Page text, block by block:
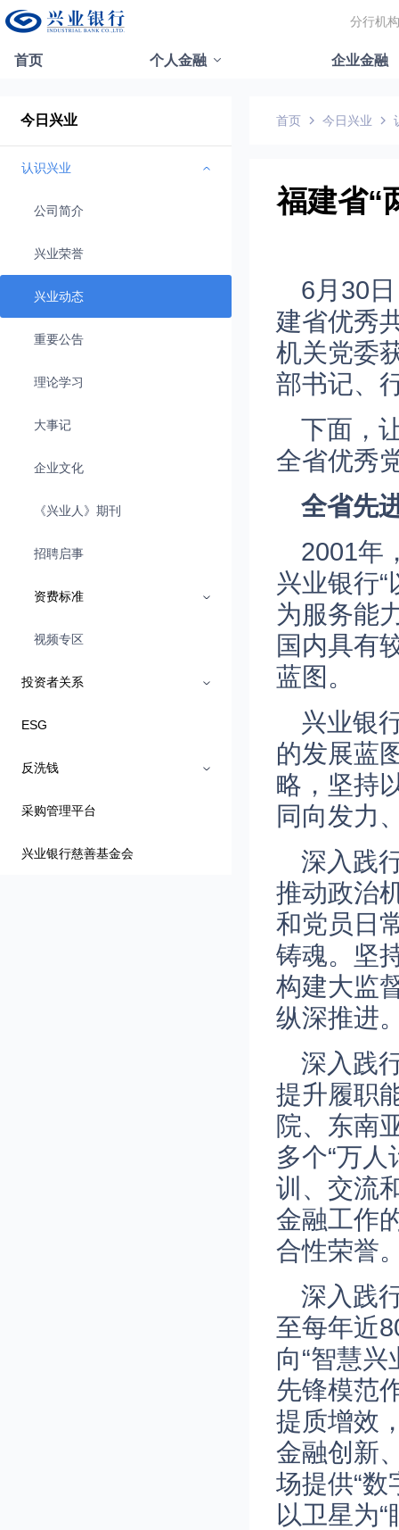
分行机构
首页 个人金融 企业金融
今日兴业
认识兴业
公司简介
兴业荣誉
兴业动态
重要公告
理论学习
大事记
企业文化
《兴业人》期刊
招聘启事
资费标准
视频专区
投资者关系
ESG
反洗钱
采购管理平台
兴业银行慈善基金会
首页 今日兴业
福建省“
6月30
建省优秀
机关党委
部书记、
下面，
全省优秀
全省先
2001年
兴业银行
为服务能
国内具有
蓝图。
兴业银
的发展蓝
略，坚持
同向发力
深入践
推动政治
和党员日
铸魂。坚
构建大监
纵深推进
深入践
提升履职
院、东南
多个“万人
训、交流
金融工作
合性荣誉
深入践
至每年近
向“智慧
先锋模范
提质增效
金融创新
场提供“数
以卫星为